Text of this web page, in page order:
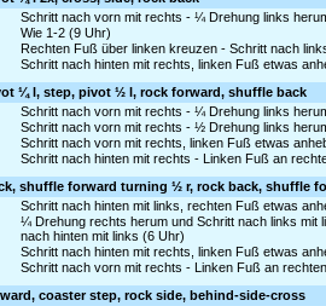
Schritt nach vorn mit rechts - ¼ Drehung links
Wie 1-2 (9 Uhr)
Rechten Fuß über linken kreuzen - Schritt nach
Schritt nach hinten mit rechts, linken Fuß etwas
¼ l, step, pivot ½ l, rock forward, shuffle back
Schritt nach vorn mit rechts - ¼ Drehung links
Schritt nach vorn mit rechts - ½ Drehung links
Schritt nach vorn mit rechts, linken Fuß etwas
Schritt nach hinten mit rechts - Linken Fuß an
shuffle forward turning ½ r, rock back, shuffle
Schritt nach hinten mit links, rechten Fuß etwas
¼ Drehung rechts herum und Schritt nach links
nach hinten mit links (6 Uhr)
Schritt nach hinten mit rechts, linken Fuß etwas
Schritt nach vorn mit rechts - Linken Fuß an
coaster step, rock side, behind-side-cross